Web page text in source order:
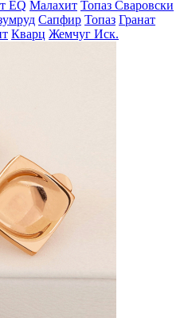
EQ Малахит Топаз Сваровски
Сапфир Топаз Гранат
Кварц Жемчуг Иск.